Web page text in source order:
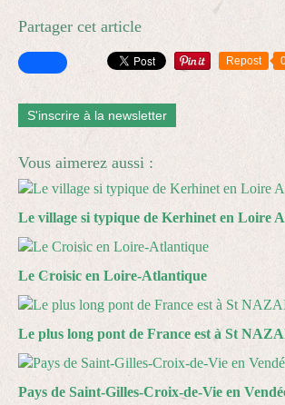
Partager cet article
Repost
S'inscrire à la newsletter
Vous aimerez aussi :
Le village si typique de Kerhinet en Loire
Le Croisic en Loire-Atlantique
Le plus long pont de France est à St
Pays de Saint-Gilles-Croix-de-Vie en